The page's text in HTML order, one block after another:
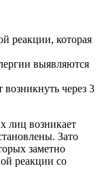
реакции, которая
выявляются
через 3
лиц возникает
Зато
заметно
реакции со